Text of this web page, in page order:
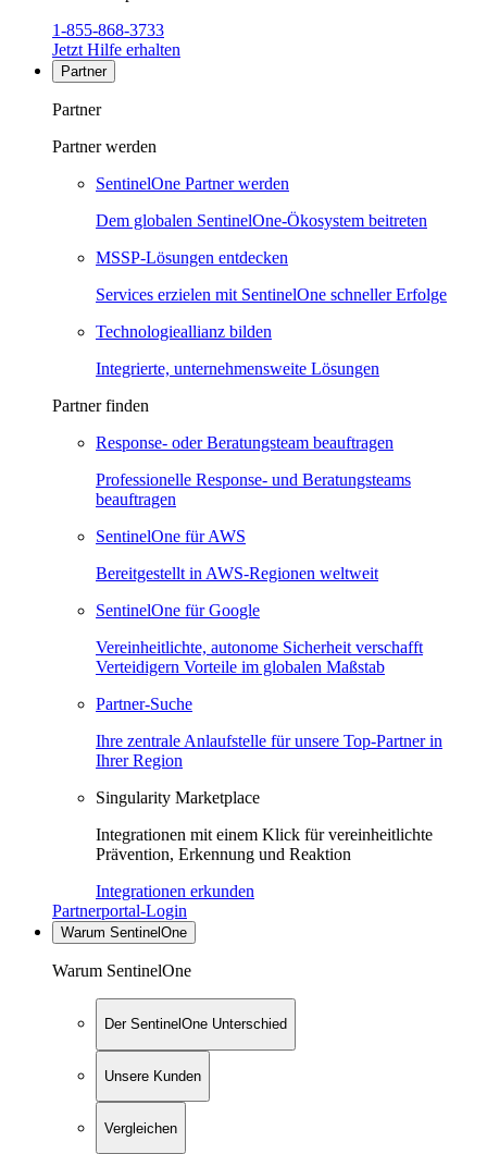
1-855-868-3733
Jetzt Hilfe erhalten
Partner
Partner
Partner werden
SentinelOne Partner werden
Dem globalen SentinelOne-Ökosystem beitreten
MSSP-Lösungen entdecken
Services erzielen mit SentinelOne schneller Erfolge
Technologieallianz bilden
Integrierte, unternehmensweite Lösungen
Partner finden
Response- oder Beratungsteam beauftragen
Professionelle Response- und Beratungsteams
beauftragen
SentinelOne für AWS
Bereitgestellt in AWS-Regionen weltweit
SentinelOne für Google
Vereinheitlichte, autonome Sicherheit verschafft
Verteidigern Vorteile im globalen Maßstab
Partner-Suche
Ihre zentrale Anlaufstelle für unsere Top-Partner in
Ihrer Region
Singularity Marketplace
Integrationen mit einem Klick für vereinheitlichte
Prävention, Erkennung und Reaktion
Integrationen erkunden
Partnerportal-Login
Warum SentinelOne
Warum SentinelOne
Der SentinelOne Unterschied
Unsere Kunden
Vergleichen